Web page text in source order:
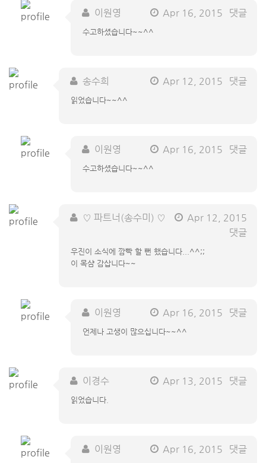
이원영 Apr 16, 2015 댓글
수고하셨습니다~~^^
송수희 Apr 12, 2015 댓글
읽었습니다~~^^
이원영 Apr 16, 2015 댓글
수고하셨습니다~~^^
♡ 파트너(송수미) ♡
Apr 12, 2015
댓글
우진이 소식에 깜빡 할 뻔 했습니다...^^;;
이 목샴 감삽니다~~
이원영 Apr 16, 2015 댓글
언제나 고생이 많으십니다~~^^
이경수 Apr 13, 2015 댓글
읽었습니다.
이원영 Apr 16, 2015 댓글